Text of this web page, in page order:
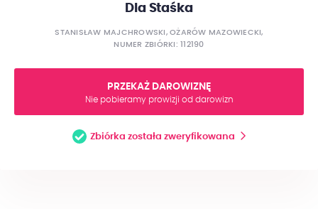
Dla Staśka
STANISŁAW MAJCHROWSKI, OŻARÓW MAZOWIECKI,
NUMER ZBIÓRKI: 112190
PRZEKAŻ DAROWIZNĘ
Nie pobieramy prowizji od darowizn
Zbiórka została zweryfikowana